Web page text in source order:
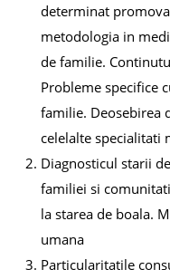
Grupe
studenți
Ajutor
Formular
contact
determinat
metodologia in
de familie.
Probleme specifice
familie. Deosebirea
celelalte specialitati
Diagnosticul starii
familiei si
la starea de boala.
umana
Particularitatile